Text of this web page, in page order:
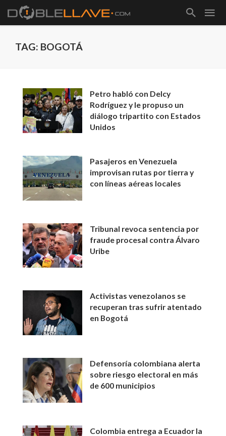
TAG: BOGOTÁ
Petro habló con Delcy
Rodríguez y le propuso un
diálogo tripartito con Estados
Unidos
Pasajeros en Venezuela
improvisan rutas por tierra y
con líneas aéreas locales
Tribunal revoca sentencia por
fraude procesal contra Álvaro
Uribe
Activistas venezolanos se
recuperan tras sufrir atentado
en Bogotá
Defensoría colombiana alerta
sobre riesgo electoral en más
de 600 municipios
Colombia entrega a Ecuador la